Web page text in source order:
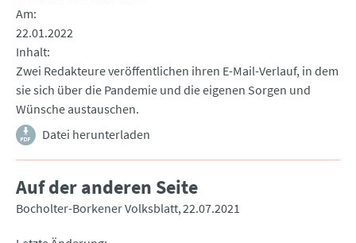
Am
22.01.2022
Inhalt
Zwei Redakteure veröffentlichen ihren E-Mail-Verlauf, in dem
sie sich über die Pandemie und die eigenen Sorgen und
Wünsche austauschen.
Datei herunterladen
Auf der anderen Seite
Bocholter-Borkener Volksblatt 22.07.2021